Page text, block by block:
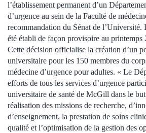
l’établissement permanent d’un
d’urgence au sein de la Faculté de
recommandation du Sénat de l’Université.
été établi de façon provisoire au printemps
Cette décision officialise la création d’un
universitaire pour les 150 membres du
médecine d’urgence pour adultes. « Le
efforts de tous les services d’urgence
universitaire de santé de McGill dans le
réalisation des missions de recherche,
d’enseignement, la prestation de soins
qualité et l’optimisation de la gestion des